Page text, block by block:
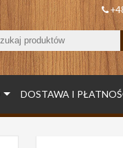
DOSTAWA I